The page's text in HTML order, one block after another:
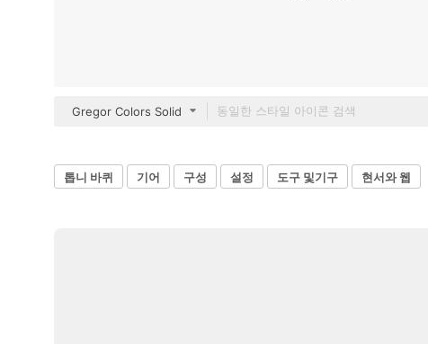
Gregor Colors Solid
톱니 바퀴 기어 구성 설정 도구 및기구 현서와 웹